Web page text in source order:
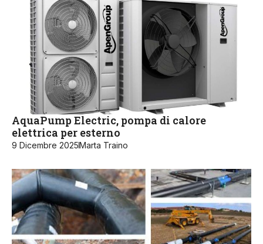
AquaPump Electric, pompa di calore
elettrica per esterno
9 Dicembre 2025Marta Traino